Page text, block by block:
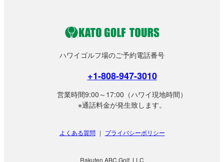
ハワイゴルフ場のご予約電話番号
+1-808-947-3010
営業時間9:00～17:00（ハワイ現地時間）
※通話料金が発生致します。
よくある質問 | プライバシーポリシー
Rakuten ABC Golf, LLC